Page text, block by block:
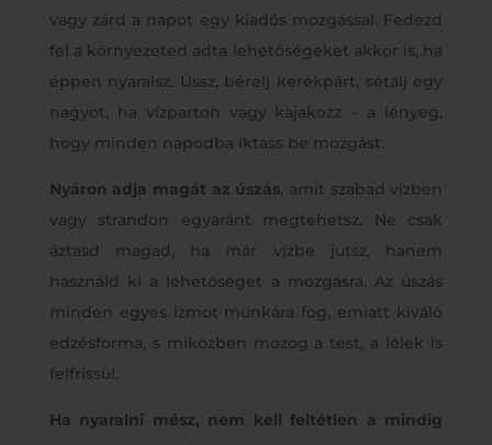
vagy zárd a napot egy kiadós mozgással. Fedezd
fel a környezeted adta lehetőségeket akkor is, ha
éppen nyaralsz. Ússz, bérelj kerékpárt, sétálj egy
nagyot, ha vízparton vagy kajakozz – a lényeg,
hogy minden napodba iktass be mozgást.
Nyáron adja magát az úszás, amit szabad vízben
vagy strandon egyaránt megtehetsz. Ne csak
áztasd magad, ha már vízbe jutsz, hanem
használd ki a lehetőséget a mozgásra. Az úszás
minden egyes izmot munkára fog, emiatt kiváló
edzésforma, s miközben mozog a test, a lélek is
felfrissül.
Ha nyaralni mész, nem kell feltétlen a mindig